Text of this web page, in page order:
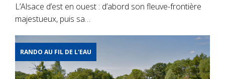
L’Alsace d’est en ouest : d’abord son fleuve-frontière
majestueux, puis sa…
RANDO AU FIL DE L'EAU